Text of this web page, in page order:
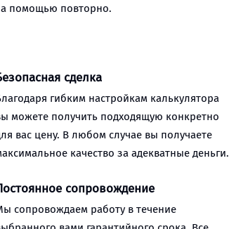
помощью повторно.
сделка
гибким настройкам калькулятора
можете получить подходящую конкретно
вас цену. В любом случае вы получаете
качество за адекватные деньги.
сопровождение
сопровождаем работу в течение